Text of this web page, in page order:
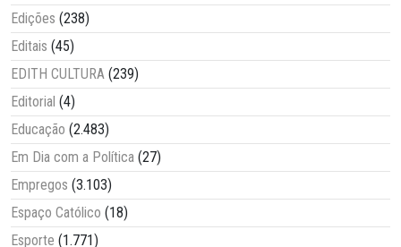
Edições (238)
Editais (45)
EDITH CULTURA (239)
Editorial (4)
Educação (2.483)
Em Dia com a Política (27)
Empregos (3.103)
Espaço Católico (18)
Esporte (1.771)